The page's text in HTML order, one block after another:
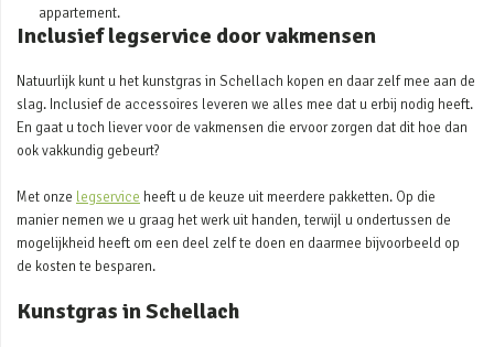
appartement.
Inclusief legservice door vakmensen
Natuurlijk kunt u het kunstgras in Schellach kopen en daar zelf mee aan de
slag. Inclusief de accessoires leveren we alles mee dat u erbij nodig heeft.
En gaat u toch liever voor de vakmensen die ervoor zorgen dat dit hoe dan
ook vakkundig gebeurt?
Met onze legservice heeft u de keuze uit meerdere pakketten. Op die
manier nemen we u graag het werk uit handen, terwijl u ondertussen de
mogelijkheid heeft om een deel zelf te doen en daarmee bijvoorbeeld op
de kosten te besparen.
Kunstgras in Schellach